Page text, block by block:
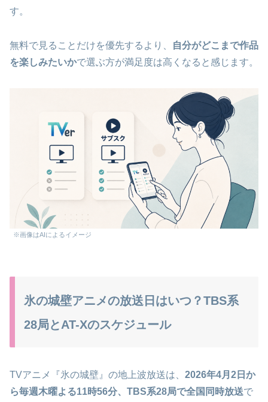
す。
無料で見ることだけを優先するより、
自分がどこまで作品
を楽しみたいかで選ぶ方が満足度は高くなると感じます。
※画像はAIによるイメージ
氷の城壁アニメの放送日はいつ？TBS系
28局とAT-Xのスケジュール
TVアニメ『氷の城壁』の地上波放送は、 2026年4月2日か
ら毎週木曜よる11時56分、TBS系28局で全国同時放送で